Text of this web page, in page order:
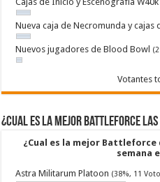
Nueva caja de Necromunda y cajas
Nuevos jugadores de Blood Bowl
Votantes
¿Cual es la mejor Battleforce las
¿Cual es la mejor Battleforce
semana
Astra Militarum Platoon (38%, 11